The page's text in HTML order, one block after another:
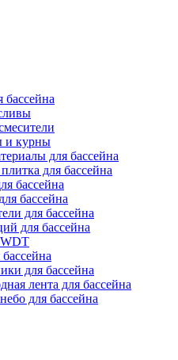
бассейна
и курны
для бассейна
для бассейна
бассейна
бассейна
для бассейна
для бассейна
для бассейна
лента для бассейна
для бассейна